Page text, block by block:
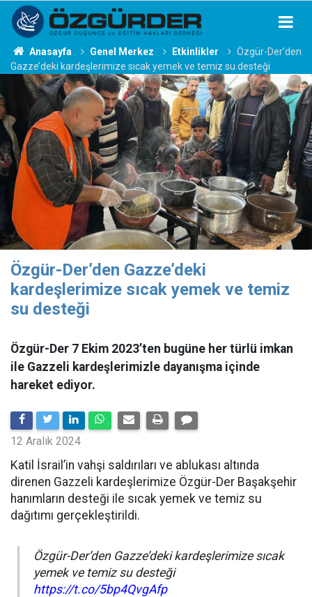
Anasayfa Genel Merkez Etkinlikler
Özgür-Der’den
Gazze’deki kardeşlerimize sıcak yemek ve temiz su desteği
Özgür-Der’den Gazze’deki
kardeşlerimize sıcak yemek ve temiz
su desteği
Özgür-Der 7 Ekim 2023’ten bugüne her türlü imkan
ile Gazzeli kardeşlerimizle dayanışma içinde
hareket ediyor.
12 Aralık 2024
Katil İsrail’in vahşi saldırıları ve ablukası altında
direnen Gazzeli kardeşlerimize Özgür-Der Başakşehir
hanımların desteği ile sıcak yemek ve temiz su
dağıtımı gerçekleştirildi.
Özgür-Der’den Gazze’deki kardeşlerimize sıcak
yemek ve temiz su desteği
https://t.co/5bp4QvgAfp